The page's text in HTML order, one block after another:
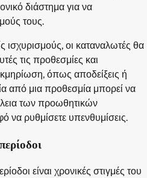
διάστημα για να
τους.
ισχυρισμούς, οι καταναλωτές θα
τις προθεσμίες και
όπως αποδείξεις ή
από μια προθεσμία μπορεί να
των προωθητικών
να ρυθμίσετε υπενθυμίσεις.
είναι χρονικές στιγμές του